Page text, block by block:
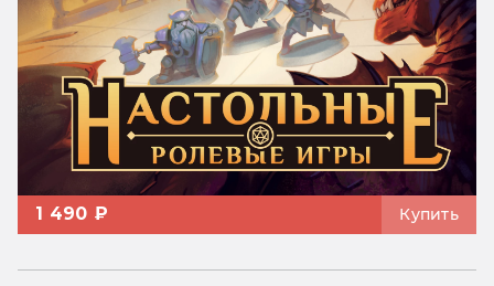
1 490 ₽ Купить